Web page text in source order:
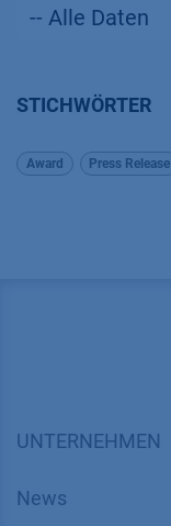
STICHWÖRTER
Award Press Release
UNTERNEHMEN
News